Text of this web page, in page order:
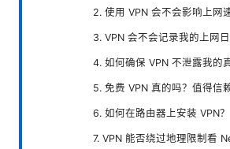
2. 使用 VPN 会不会影响上网
3. VPN 会不会记录我的上网日
4. 如何确保 VPN 不泄露我的
5. 免费 VPN 真的吗？值得信
6. 如何在路由器上安装 VPN？
7. VPN 能否绕过地理限制看